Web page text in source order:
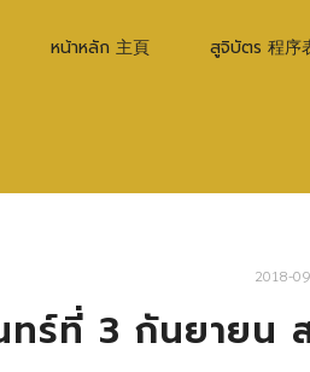
หน้าหลัก 主頁 สูจิบัตร 程序
2018-
ร์ที่ 3 กันยายน